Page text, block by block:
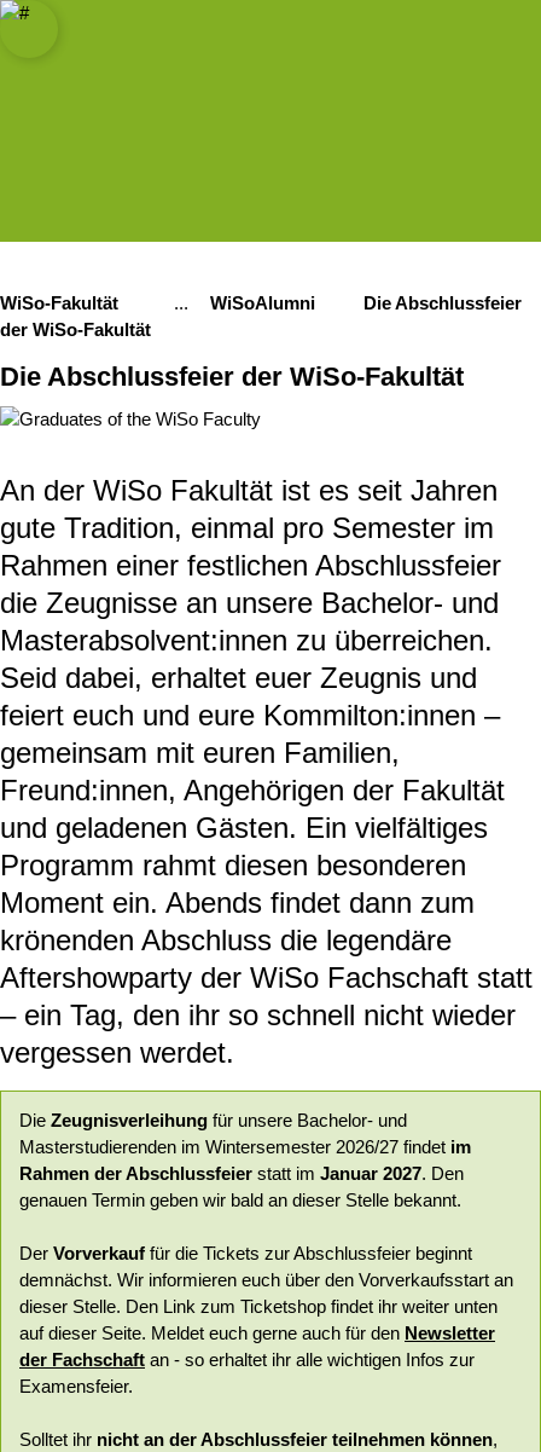
zu Köln
WiSo-Fakultät Show remaining breadcrumb items
... WiSoAlumni
Die Abschlussfeier
der WiSo-Fakultät
Die Abschlussfeier der WiSo-Fakultät
An der WiSo Fakultät ist es seit Jahren
gute Tradition, einmal pro Semester im
Rahmen einer festlichen Abschlussfeier
die Zeugnisse an unsere Bachelor- und
Masterabsolvent:innen zu überreichen.
Seid dabei, erhaltet euer Zeugnis und
feiert euch und eure Kommilton:innen –
gemeinsam mit euren Familien,
Freund:innen, Angehörigen der Fakultät
und geladenen Gästen. Ein vielfältiges
Programm rahmt diesen besonderen
Moment ein. Abends findet dann zum
krönenden Abschluss die legendäre
Aftershowparty der WiSo Fachschaft statt
– ein Tag, den ihr so schnell nicht wieder
vergessen werdet.
Die Zeugnisverleihung für unsere Bachelor- und
Masterstudierenden im Wintersemester 2026/27 findet im
Rahmen der Abschlussfeier statt im Januar 2027. Den
genauen Termin geben wir bald an dieser Stelle bekannt.
Der Vorverkauf für die Tickets zur Abschlussfeier beginnt
demnächst. Wir informieren euch über den Vorverkaufsstart an
dieser Stelle. Den Link zum Ticketshop findet ihr weiter unten
auf dieser Seite. Meldet euch gerne auch für den Newsletter
der Fachschaft an - so erhaltet ihr alle wichtigen Infos zur
Examensfeier.
Solltet ihr nicht an der Abschlussfeier teilnehmen können,